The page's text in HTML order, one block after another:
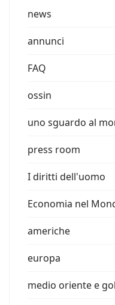
news
annunci
FAQ
ossin
uno sguardo al
press room
I diritti dell'uomo
Economia nel
americhe
europa
medio oriente e